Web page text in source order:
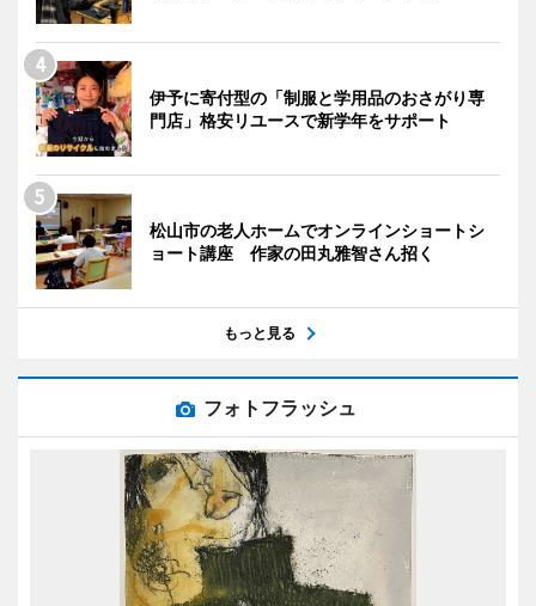
伊予に寄付型の「制服と学用品のおさがり専
門店」格安リユースで新学年をサポート
松山市の老人ホームでオンラインショートシ
ョート講座 作家の田丸雅智さん招く
もっと見る
フォトフラッシュ